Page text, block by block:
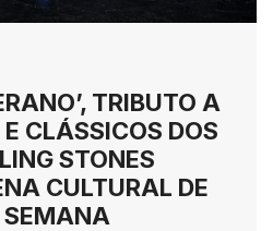
TRIBUTO A
CLÁSSICOS DOS
STONES
CULTURAL DE
SEMANA